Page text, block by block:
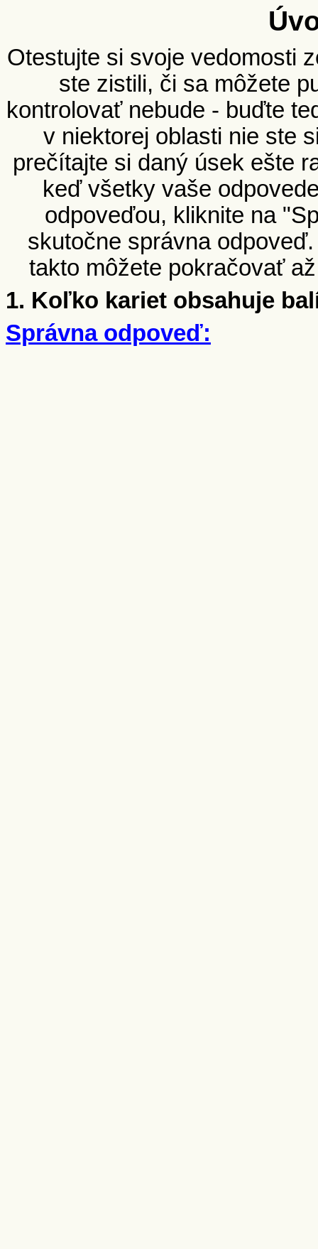
Otestujte si svoje vedomosti
ste zistili, či sa môžete
kontrolovať nebude - buďte
v niektorej oblasti nie ste
prečítajte si daný úsek ešte
keď všetky vaše
odpoveďou, kliknite na
skutočne správna
takto môžete pokračovať
1. Koľko kariet obsahuje
Správna odpoveď: